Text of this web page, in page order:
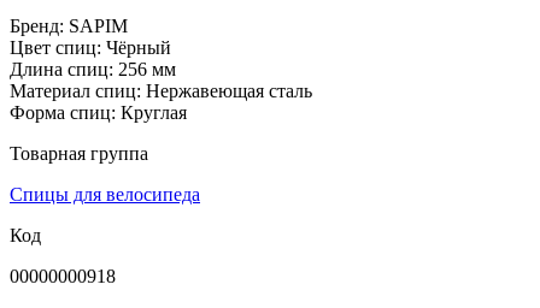
Бренд: SAPIM
Цвет спиц: Чёрный
Длина спиц: 256 мм
Материал спиц: Нержавеющая сталь
Форма спиц: Круглая
Товарная группа
Спицы для велосипеда
Код
00000000918